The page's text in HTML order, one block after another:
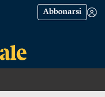
Abbonarsi